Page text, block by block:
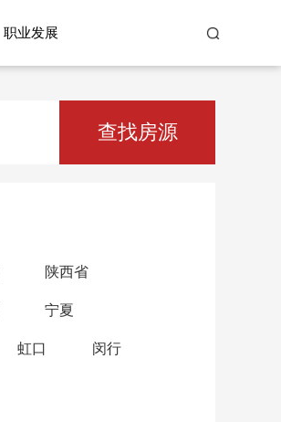
职业发展
查找房源
陕西省
宁夏
虹口 闵行